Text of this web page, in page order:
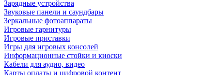
Зарядные устройства
Звуковые панели и саундбары
Зеркальные фотоаппараты
Игровые гарнитуры
Игровые приставки
Игры для игровых консолей
Информационные стойки и киоски
Кабели для аудио, видео
Карты оплаты и цифровой контент